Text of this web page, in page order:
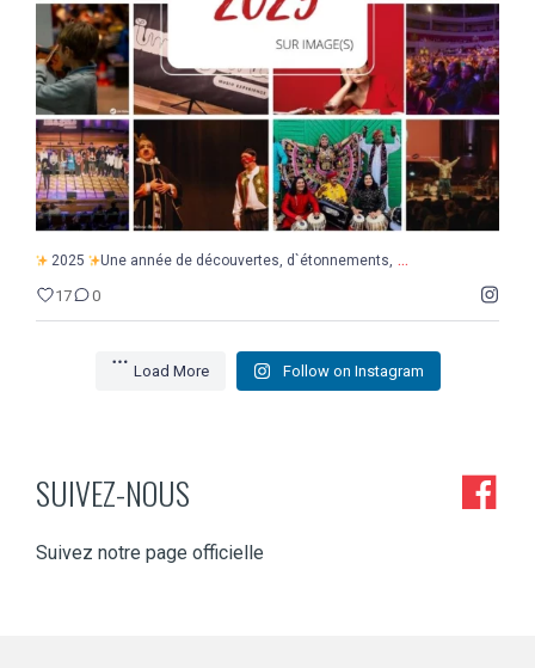
2025 Une année de découvertes, d`étonnements, ...
17 0
Load More Follow on Instagram
SUIVEZ-NOUS
Suivez notre page officielle